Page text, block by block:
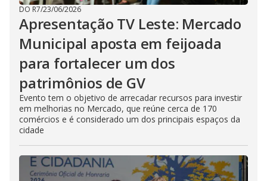
DO R7/23/06/2026
Apresentação TV Leste: Mercado
Municipal aposta em feijoada
para fortalecer um dos
patrimônios de GV
Evento tem o objetivo de arrecadar recursos para investir
em melhorias no Mercado, que reúne cerca de 170
comércios e é considerado um dos principais espaços da
cidade